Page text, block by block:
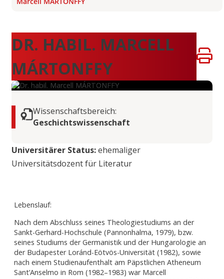
DR. HABIL. MARCELL
MÁRTONFFY
Wissenschaftsbereich:
Geschichtswissenschaft
Universitärer Status:ehemaliger
Universitätsdozent für Literatur
Lebenslauf:
Nach dem Abschluss seines Theologiestudiums an der
Sankt-Gerhard-Hochschule (Pannonhalma, 1979), bzw.
seines Studiums der Germanistik und der Hungarologie an
der Budapester Loránd-Eötvös-Universität (1982), sowie
nach einem Studienaufenthalt am Päpstlichen Atheneum
Sant’Anselmo in Rom (1982–1983) war Marcell